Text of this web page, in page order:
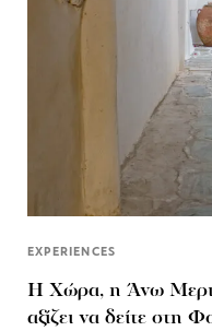
EXPERIENCES
Η Χώρα, η Άνω
αξίζει να δείτε στη